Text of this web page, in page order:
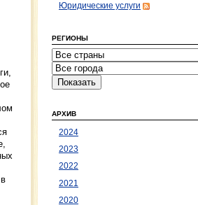
Юридические услуги
РЕГИОНЫ
АРХИВ
2024
2023
2022
2021
2020